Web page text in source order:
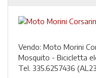
Vendo: Moto Morini
Mosquito - Bicicletta
Tel. 335.6257436